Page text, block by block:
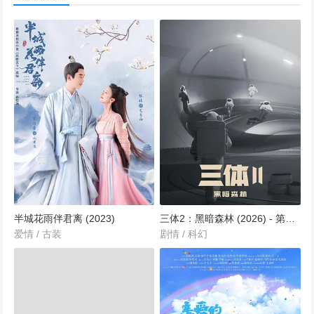
惊弦
223263次播放
千香引 (2025)
222524次播放
国色芳华 (2025)
191731次播放
边水往事
170352次播放
167354次播放
半城花雨伴君离 (2023)
爱情 / 古装
三体2：黑暗森林 (2026) - 第1集
剧情 / 科幻